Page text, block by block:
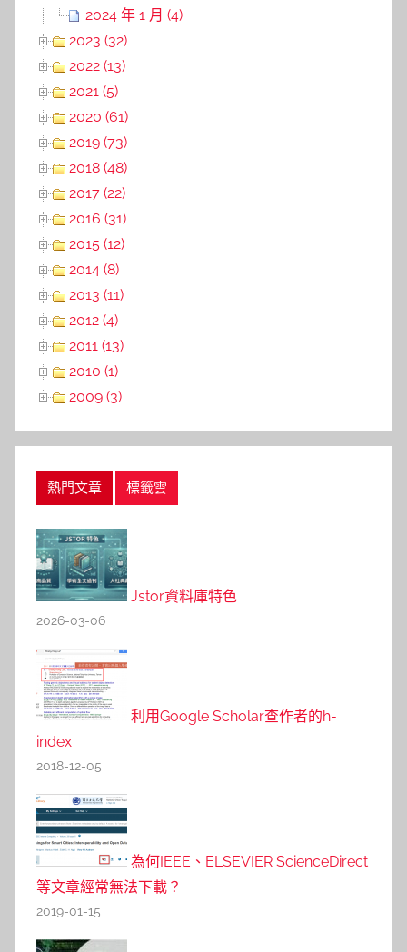
2024 年 1 月 (4)
2023 (32)
2022 (13)
2021 (5)
2020 (61)
2019 (73)
2018 (48)
2017 (22)
2016 (31)
2015 (12)
2014 (8)
2013 (11)
2012 (4)
2011 (13)
2010 (1)
2009 (3)
熱門文章 標籤雲
Jstor資料庫特色
2026-03-06
利用Google Scholar查作者的h-
index
2018-12-05
為何IEEE、ELSEVIER ScienceDirect
等文章經常無法下載？
2019-01-15